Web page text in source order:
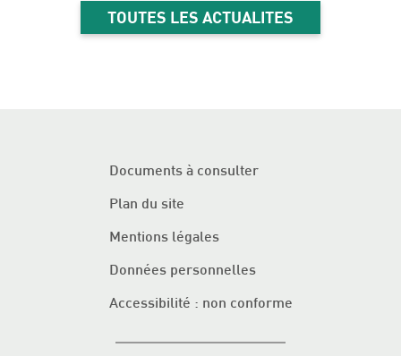
TOUTES LES ACTUALITES
Documents à consulter
Plan du site
Mentions légales
Données personnelles
Accessibilité : non conforme